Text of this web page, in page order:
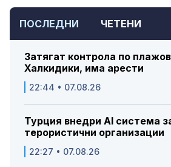
ПОСЛЕДНИ ЧЕТЕНИ
Затягат контрола по
Халкидики, има арести
22:44 • 07.08.26
Турция внедри AI система
терористични организации
22:27 • 07.08.26